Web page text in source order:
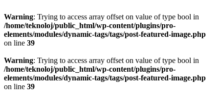
Warning: Trying to access array offset on value of type bool in
/home/teknoloj/public_html/wp-content/plugins/pro-
elements/modules/dynamic-tags/tags/post-featured-image.php
on line 39
Warning: Trying to access array offset on value of type bool in
/home/teknoloj/public_html/wp-content/plugins/pro-
elements/modules/dynamic-tags/tags/post-featured-image.php
on line 39